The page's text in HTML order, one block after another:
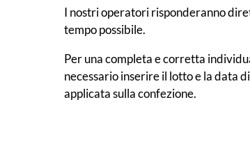
I nostri operatori risponderanno
tempo possibile.
Per una completa e corretta
necessario inserire il lotto e la data
applicata sulla confezione.